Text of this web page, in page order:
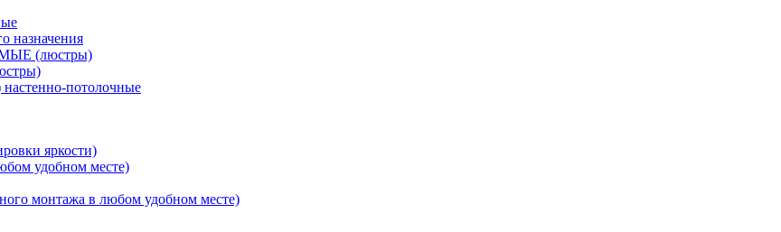
назначения
(люстры)
потолочные
яркости)
удобном месте)
монтажа в любом удобном месте)